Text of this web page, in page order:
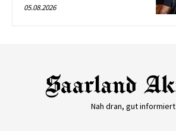
05.08.2026
Nah dran, gut informiert